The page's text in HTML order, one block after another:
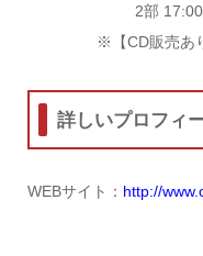
2部
※【CD販売あ
詳しいプロフィ
WEBサイト： http://